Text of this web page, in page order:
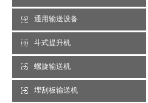
通用输送设备
斗式提升机
螺旋输送机
埋刮板输送机